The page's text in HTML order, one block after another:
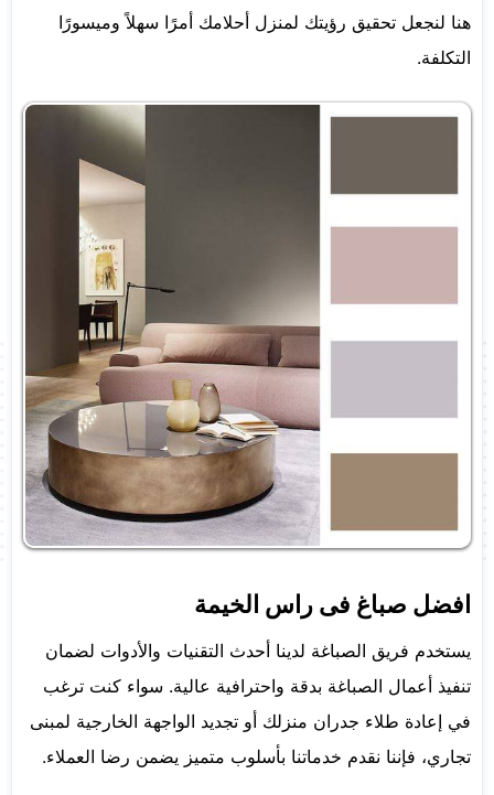
هنا لنجعل تحقيق رؤيتك لمنزل أحلامك أمرًا سهلاً وميسورًا
التكلفة.
افضل صباغ فى راس الخيمة
يستخدم فريق الصباغة لدينا أحدث التقنيات والأدوات لضمان
تنفيذ أعمال الصباغة بدقة واحترافية عالية. سواء كنت ترغب
في إعادة طلاء جدران منزلك أو تجديد الواجهة الخارجية لمبنى
تجاري، فإننا نقدم خدماتنا بأسلوب متميز يضمن رضا العملاء.